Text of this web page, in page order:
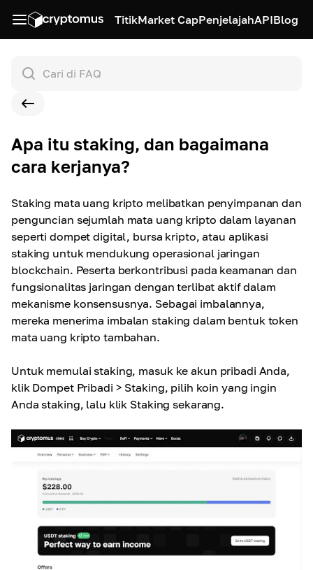
TitikMarket CapPenjelajahAPIBlog
Apa itu staking, dan bagaimana
cara kerjanya?
Staking mata uang kripto melibatkan penyimpanan dan
penguncian sejumlah mata uang kripto dalam layanan
seperti dompet digital, bursa kripto, atau aplikasi
staking untuk mendukung operasional jaringan
blockchain. Peserta berkontribusi pada keamanan dan
fungsionalitas jaringan dengan terlibat aktif dalam
mekanisme konsensusnya. Sebagai imbalannya,
mereka menerima imbalan staking dalam bentuk token
mata uang kripto tambahan.
Untuk memulai staking, masuk ke akun pribadi Anda,
klik Dompet Pribadi > Staking, pilih koin yang ingin
Anda staking, lalu klik Staking sekarang.